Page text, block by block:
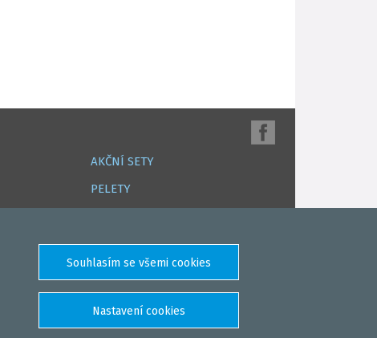
AKČNÍ SETY
PELETY
VNADÍCÍ, KRMÍTKOVÉ SMĚSI
FEEDER / LEHKÁ KAPRAŘINA
ZÁTĚŽE, KRMÍTKA